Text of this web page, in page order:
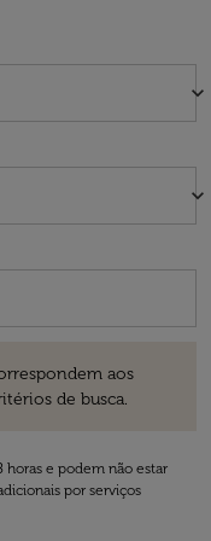
keyboard_arrow_down
keyboard_arrow_down
aos
de busca.
horas e podem não estar
por serviços